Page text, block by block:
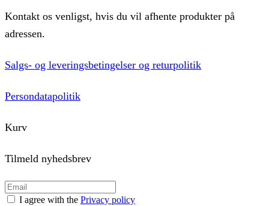
Kontakt os venligst, hvis du vil afhente produkter på
adressen.
Salgs- og leveringsbetingelser og returpolitik
Persondatapolitik
Kurv
Tilmeld nyhedsbrev
I agree with the Privacy policy